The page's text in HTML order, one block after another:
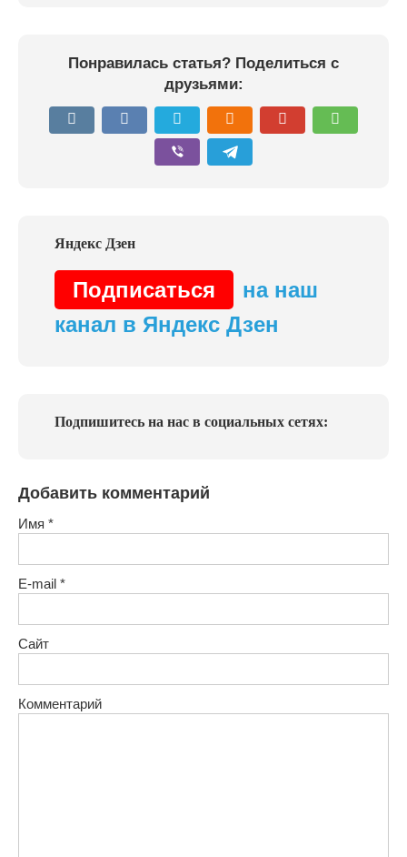
Понравилась статья? Поделиться с
друзьями:
Подписаться
на наш
канал в Яндекс Дзен
Подпишитесь на нас в социальных сетях:
Добавить комментарий
Имя *
E-mail *
Сайт
Комментарий